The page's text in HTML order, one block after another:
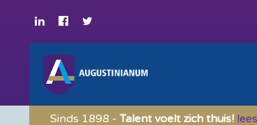
Sinds 1898 -Talent voelt zich thuis!